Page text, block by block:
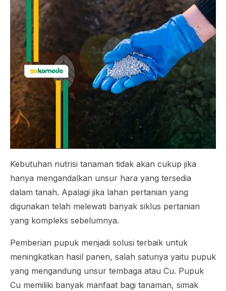
Kebutuhan nutrisi tanaman tidak akan cukup jika
hanya mengandalkan unsur hara yang tersedia
dalam tanah. Apalagi jika lahan pertanian yang
digunakan telah melewati banyak siklus pertanian
yang kompleks sebelumnya.
Pemberian pupuk menjadi solusi terbaik untuk
meningkatkan hasil panen, salah satunya yaitu pupuk
yang mengandung unsur tembaga atau Cu. Pupuk
Cu memiliki banyak manfaat bagi tanaman, simak